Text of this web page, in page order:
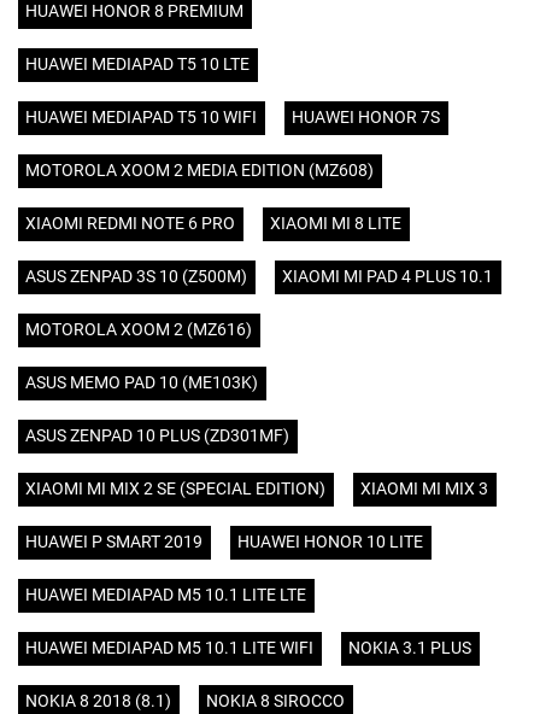
HUAWEI HONOR 8 PREMIUM
HUAWEI MEDIAPAD T5 10 LTE
HUAWEI MEDIAPAD T5 10 WIFI HUAWEI HONOR 7S
MOTOROLA XOOM 2 MEDIA EDITION (MZ608)
XIAOMI REDMI NOTE 6 PRO XIAOMI MI 8 LITE
ASUS ZENPAD 3S 10 (Z500M) XIAOMI MI PAD 4 PLUS 10.1
MOTOROLA XOOM 2 (MZ616)
ASUS MEMO PAD 10 (ME103K)
ASUS ZENPAD 10 PLUS (ZD301MF)
XIAOMI MI MIX 2 SE (SPECIAL EDITION) XIAOMI MI MIX 3
HUAWEI P SMART 2019 HUAWEI HONOR 10 LITE
HUAWEI MEDIAPAD M5 10.1 LITE LTE
HUAWEI MEDIAPAD M5 10.1 LITE WIFI NOKIA 3.1 PLUS
NOKIA 8 2018 (8.1) NOKIA 8 SIROCCO